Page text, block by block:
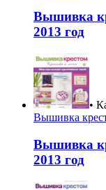
Вышивка
2013 год
•
Вышивка
Вышивка
2013 год